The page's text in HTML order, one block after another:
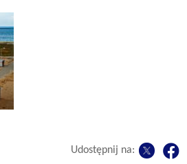
Udostępnij na: